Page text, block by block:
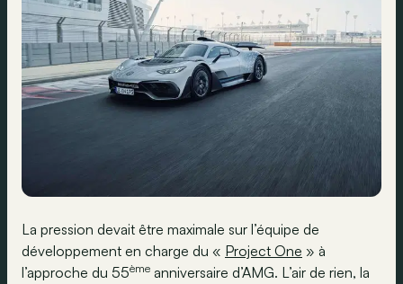
La pression devait être maximale sur l’équipe de
développement en charge du « Project One » à
l’approche du 55ème anniversaire d’AMG. L’air de rien, la